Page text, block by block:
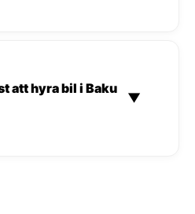
att hyra bil i Baku
▼